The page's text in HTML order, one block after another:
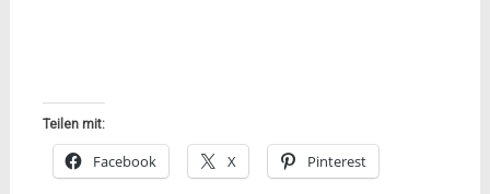
Teilen mit:
Facebook X Pinterest